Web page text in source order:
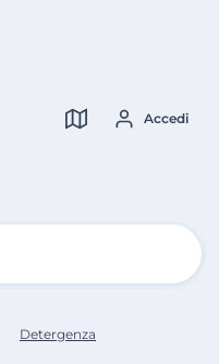
Accedi
Detergenza